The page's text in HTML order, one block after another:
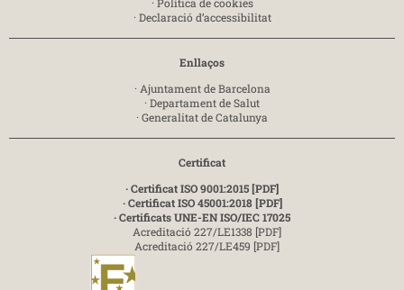
· Declaració d’accessibilitat
Enllaços
· Ajuntament de Barcelona
· Departament de Salut
· Generalitat de Catalunya
Certificat
· Certificat ISO 9001:2015 [PDF]
· Certificat ISO 45001:2018 [PDF]
· Certificats UNE-EN ISO/IEC 17025
Acreditació 227/LE1338 [PDF]
Acreditació 227/LE459 [PDF]